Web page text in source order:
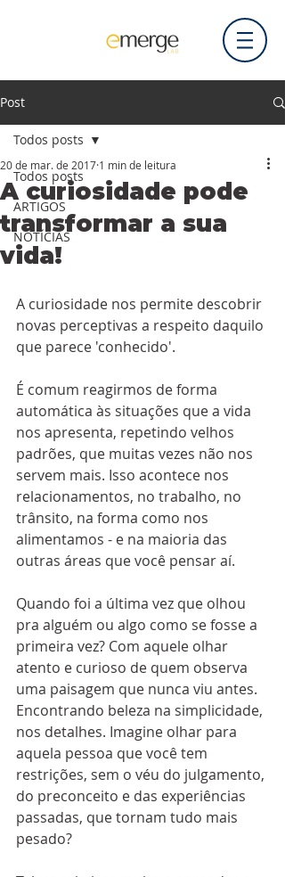
Post
Todos posts
ARTIGOS
NOTÍCIAS
Todos posts
A curiosidade pode
transformar a sua
vida!
20 de mar. de 2017 1 min de leitura
A curiosidade nos permite descobrir
novas perceptivas a respeito daquilo
que parece 'conhecido'.
É comum reagirmos de forma
automática às situações que a vida
nos apresenta, repetindo velhos
padrões, que muitas vezes não nos
servem mais. Isso acontece nos
relacionamentos, no trabalho, no
trânsito, na forma como nos
alimentamos - e na maioria das
outras áreas que você pensar aí.
Quando foi a última vez que olhou
pra alguém ou algo como se fosse a
primeira vez? Com aquele olhar
atento e curioso de quem observa
uma paisagem que nunca viu antes.
Encontrando beleza na simplicidade,
nos detalhes. Imagine olhar para
aquela pessoa que você tem
restrições, sem o véu do julgamento,
do preconceito e das experiências
passadas, que tornam tudo mais
pesado?